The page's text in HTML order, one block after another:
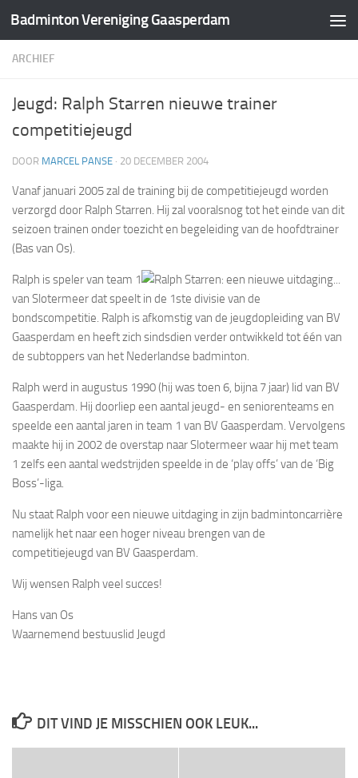
Doorgaan naar inhoud
Badminton Vereniging Gaasperdam
ARCHIEF
Jeugd: Ralph Starren nieuwe trainer
competitiejeugd
DOOR MARCEL PANSE · 20 DECEMBER 2004
Vanaf januari 2005 zal de training bij de competitiejeugd worden
verzorgd door Ralph Starren. Hij zal vooralsnog tot het einde van dit
seizoen trainen onder toezicht en begeleiding van de hoofdtrainer
(Bas van Os).
Ralph is speler van team 1
van Slotermeer dat speelt in de 1ste divisie van de
bondscompetitie. Ralph is afkomstig van de jeugdopleiding van BV
Gaasperdam en heeft zich sindsdien verder ontwikkeld tot één van
de subtoppers van het Nederlandse badminton.
Ralph werd in augustus 1990 (hij was toen 6, bijna 7 jaar) lid van BV
Gaasperdam. Hij doorliep een aantal jeugd- en seniorenteams en
speelde een aantal jaren in team 1 van BV Gaasperdam. Vervolgens
maakte hij in 2002 de overstap naar Slotermeer waar hij met team
1 zelfs een aantal wedstrijden speelde in de ‘play offs’ van de ‘Big
Boss’-liga.
Nu staat Ralph voor een nieuwe uitdaging in zijn badmintoncarrière
namelijk het naar een hoger niveau brengen van de
competitiejeugd van BV Gaasperdam.
Wij wensen Ralph veel succes!
Hans van Os
Waarnemend bestuuslid Jeugd
DIT VIND JE MISSCHIEN OOK LEUK...